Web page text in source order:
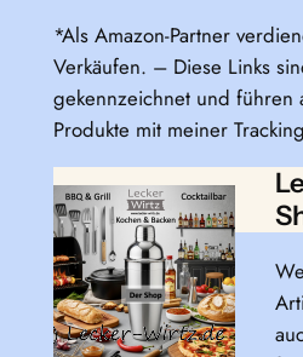
*Als Amazon-Partner
Verkäufen. – Diese Links
gekennzeichnet und
Produkte mit meiner